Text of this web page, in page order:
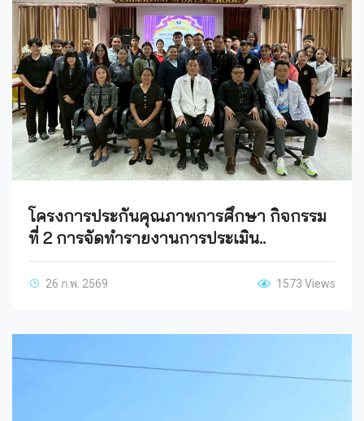
โครงการประกันคุณภาพการศึกษา กิจกรรม
ที่ 2 การจัดทำรายงานการประเมิน..
26 ก.พ. 2569 1573 Views